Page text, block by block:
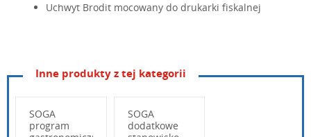
Uchwyt Brodit mocowany do drukarki fiskalnej
Konfiguracja drukarki ELZAB ELZ-S200M w
Inne produkty z tej kategorii
SOGA
program
SOGA
dodatkowe